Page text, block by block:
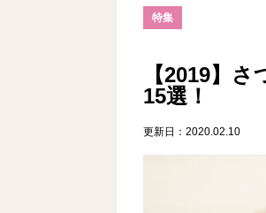
特集
【2019】
15選！
更新日：2020.02.10